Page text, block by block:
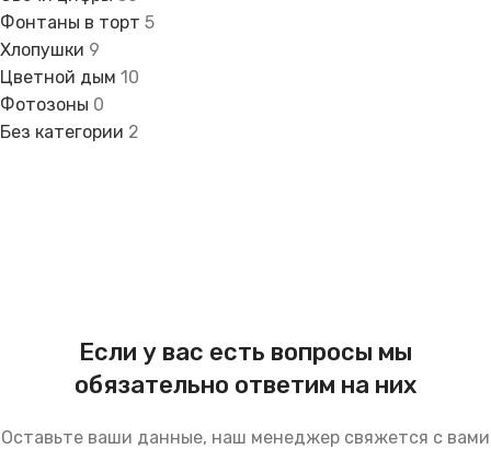
Фонтаны в торт 5
Хлопушки 9
Цветной дым 10
Фотозоны 0
Без категории 2
Если у вас есть вопросы мы
обязательно ответим на них
Оставьте ваши данные, наш менеджер свяжется с вами